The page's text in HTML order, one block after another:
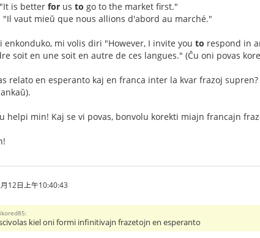
is better for us to go to the market first."
"Il vaut mieŭ que nous allions d'abord au marché."
enkonduko, mi volis diri "However, I invite you to respond in
soit en une soit en autre de ces langues." (Ĉu oni povas
relato en esperanto kaj en franca inter la kvar frazoj
helpi min! Kaj se vi povas, bonvolu korekti miajn francajn
12日上午10:40:43
kiel oni formi infinitivajn frazetojn en esperanto